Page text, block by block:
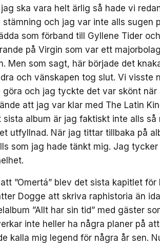
jag ska vara helt ärlig så hade vi
stämning och jag var inte alls sugen
som förband till Gyllene Tider
på Virgin som var ett
Men som sagt, här började det
och vänskapen tog slut. Vi visste
göra och jag tyckte det var skönt
att jag var klar med The Latin
sista album är jag faktiskt inte alls
utfyllnad. När jag tittar tillbaka på
som jag hade tänkt mig. Jag
”Omertá” blev det sista kapitlet
Dogge att skriva raphistoria än
”Allt har sin tid” med gäster
inte heller ha några planer på
kalla mig legend för några år sen.